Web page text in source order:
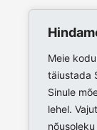
Meie
täiustada
Sinule
lehel.